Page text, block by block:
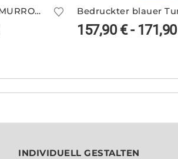
Trainingsturnanzug MURRON/3
157,90€- 171,90
INDIVIDUELL GESTALTEN